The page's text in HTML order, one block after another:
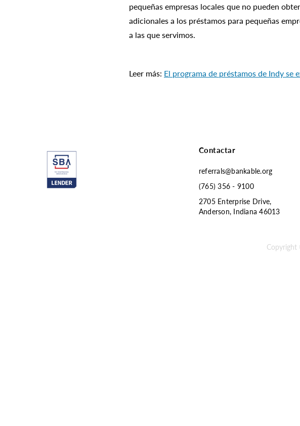
pequeñas empresas locales que no pueden
adicionales a los préstamos para pequeñas
a las que servimos.
Leer más: El programa de préstamos de Indy se
Contactar
referrals@bankable.org
(765) 356 - 9100
2705 Enterprise Drive,
Anderson, Indiana 46013
Copyright